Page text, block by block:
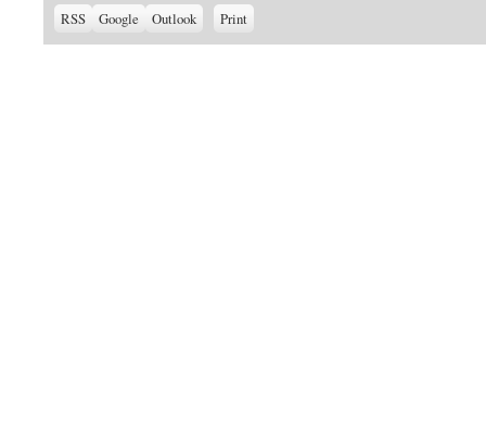
RSS
Subscribe
Google
Subscribe
Outlook Print